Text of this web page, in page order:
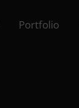
Portfolio